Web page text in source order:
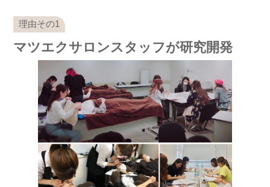
マツエクサロンスタッフが研究開発